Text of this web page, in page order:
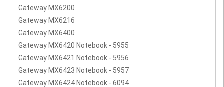
Gateway MX6200
Gateway MX6216
Gateway MX6400
Gateway MX6420 Notebook - 5955
Gateway MX6421 Notebook - 5956
Gateway MX6423 Notebook - 5957
Gateway MX6424 Notebook - 6094